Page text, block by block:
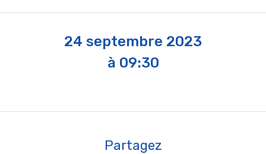
24 septembre 2023
à 09:30
Partagez